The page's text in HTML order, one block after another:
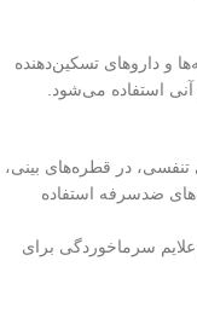
و داروهای تسکین‌دهنده
استفاده می‌شود.
در قطره‌های بینی،
ضدسرفه استفاده
سرماخوردگی برای